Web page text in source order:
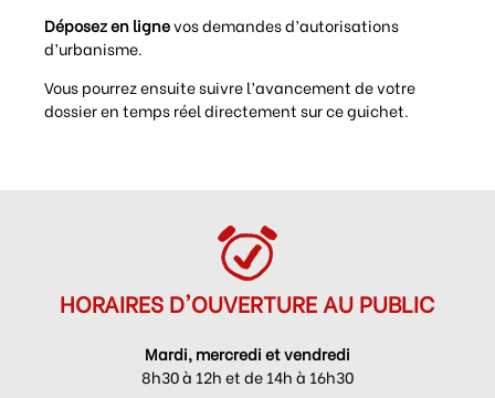
Déposez en lignevos demandes d’autorisations
d’urbanisme.
Vous pourrez ensuite suivre l’avancement de votre
dossier en temps réel directement sur ce guichet.
HORAIRES D'OUVERTURE AU PUBLIC
Mardi, mercredi et vendredi
8h30 à 12h et de 14h à 16h30